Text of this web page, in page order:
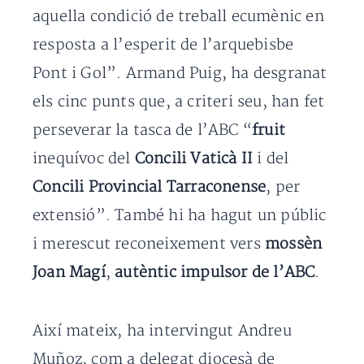
aquella condició de treball ecumènic en
resposta a l’esperit de l’arquebisbe
Pont i Gol”. Armand Puig, ha desgranat
els cinc punts que, a criteri seu, han fet
perseverar la tasca de l’ABC “fruit
inequívoc del Concili Vaticà II i del
Concili Provincial Tarraconense, per
extensió”. També hi ha hagut un públic
i merescut reconeixement vers mossèn
Joan Magí, autèntic impulsor de l’ABC.
Així mateix, ha intervingut Andreu
Muñoz, com a delegat diocesà de